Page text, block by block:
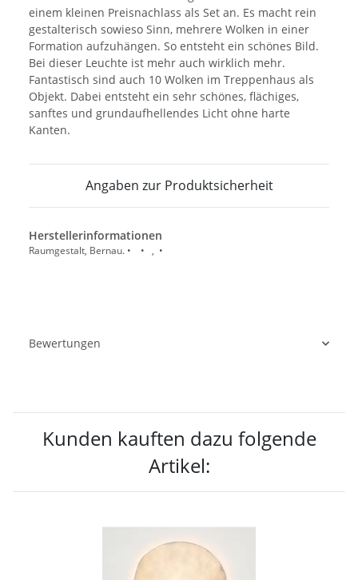
einem kleinen Preisnachlass als Set an. Es macht rein
gestalterisch sowieso Sinn, mehrere Wolken in einer
Formation aufzuhängen. So entsteht ein schönes Bild.
Bei dieser Leuchte ist mehr auch wirklich mehr.
Fantastisch sind auch 10 Wolken im Treppenhaus als
Objekt. Dabei entsteht ein sehr schönes, flächiges,
sanftes und grundaufhellendes Licht ohne harte
Kanten.
Angaben zur Produktsicherheit
Herstellerinformationen
Raumgestalt, Bernau. • • , •
Bewertungen
Kunden kauften dazu folgende
Artikel: